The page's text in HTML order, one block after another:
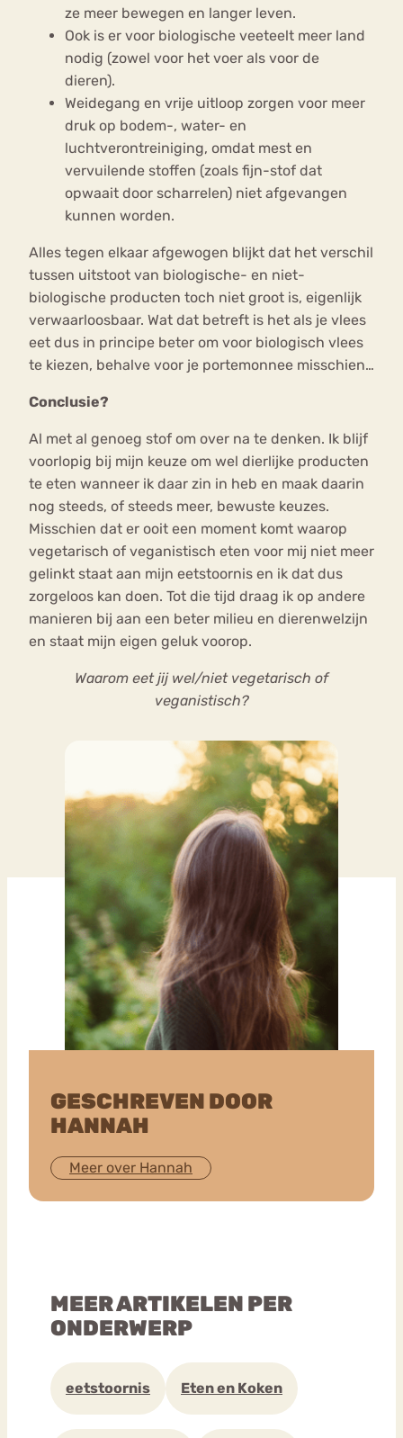
ze meer bewegen en langer leven.
Ook is er voor biologische veeteelt meer land
nodig (zowel voor het voer als voor de
dieren).
Weidegang en vrije uitloop zorgen voor meer
druk op bodem-, water- en
luchtverontreiniging, omdat mest en
vervuilende stoffen (zoals fijn-stof dat
opwaait door scharrelen) niet afgevangen
kunnen worden.
Alles tegen elkaar afgewogen blijkt dat het verschil
tussen uitstoot van biologische- en niet-
biologische producten toch niet groot is, eigenlijk
verwaarloosbaar. Wat dat betreft is het als je vlees
eet dus in principe beter om voor biologisch vlees
te kiezen, behalve voor je portemonnee misschien…
Conclusie?
Al met al genoeg stof om over na te denken. Ik blijf
voorlopig bij mijn keuze om wel dierlijke producten
te eten wanneer ik daar zin in heb en maak daarin
nog steeds, of steeds meer, bewuste keuzes.
Misschien dat er ooit een moment komt waarop
vegetarisch of veganistisch eten voor mij niet meer
gelinkt staat aan mijn eetstoornis en ik dat dus
zorgeloos kan doen. Tot die tijd draag ik op andere
manieren bij aan een beter milieu en dierenwelzijn
en staat mijn eigen geluk voorop.
Waarom eet jij wel/niet vegetarisch of
veganistisch?
GESCHREVEN DOOR
HANNAH
Meer over Hannah
MEER ARTIKELEN PER
ONDERWERP
eetstoornis Eten en Koken